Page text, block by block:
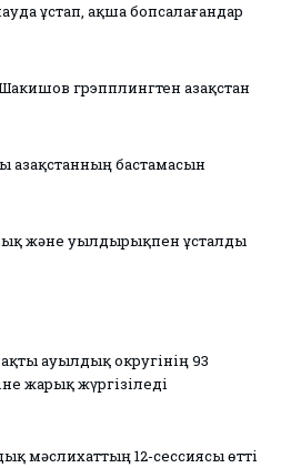
ұстап, ақша бопсалағандар
грэпплингтен Қазақстан
Қазақстанның бастамасын
және уылдырықпен ұсталды
ауылдық округінің 93
жарық жүргізіледі
мәслихаттың 12-сессиясы өтті